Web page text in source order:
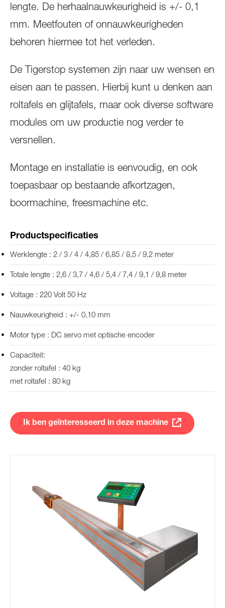
lengte. De herhaalnauwkeurigheid is +/- 0,1
mm. Meetfouten of onnauwkeurigheden
behoren hiermee tot het verleden.
De Tigerstop systemen zijn naar uw wensen en
eisen aan te passen. Hierbij kunt u denken aan
roltafels en glijtafels, maar ook diverse software
modules om uw productie nog verder te
versnellen.
Montage en installatie is eenvoudig, en ook
toepasbaar op bestaande afkortzagen,
boormachine, freesmachine etc.
Productspecificaties
Werklengte : 2 / 3 / 4 / 4,85 / 6­,85 / 8,5 / 9,2 meter
Totale lengte : 2,6 / 3,7 / 4,6 / 5,4 / 7,4 / 9,1 / 9,8 meter
Voltage : 220 Volt 50 Hz
Nauwkeurigheid : +/- 0,10 mm
Motor type : DC servo met optische encoder
Capaciteit:
zonder roltafel : 40 kg
met roltafel : 80 kg
Ik ben geïnteresseerd in deze machine